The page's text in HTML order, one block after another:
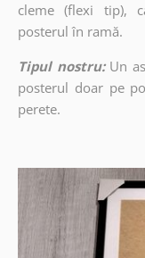
cleme (flexi tip),
posterul în ramă.
Tipul nostru: Un
posterul doar pe
perete.